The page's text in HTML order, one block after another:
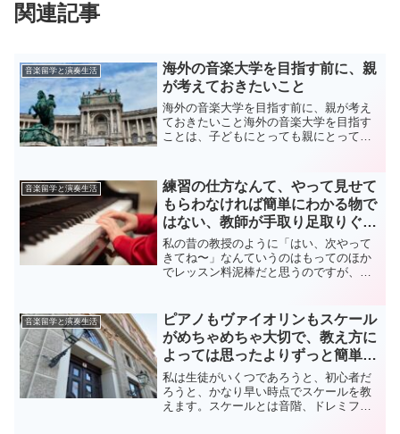
関連記事
音楽留学と演奏生活
海外の音楽大学を目指す前に、親
が考えておきたいこと
海外の音楽大学を目指す前に、親が考え
ておきたいこと海外の音楽大学を目指す
ことは、子どもにとっても親にとって
学校名だけでなく、親として一度立ち止
まって考えておきたいことが...
音楽留学と演奏生活
練習の仕方なんて、やって見せて
もらわなければ簡単にわかる物で
はない、教師が手取り足取りぐら
い細かく教えてはじめてわかる
し、そうしたら上達するという話
私の昔の教授のように「はい、次やって
きてね〜」なんていうのはもってのほか
でレッスン料泥棒だと思うのですが、対
なじ、教師は生徒に「どうやって練習す
るのか」を正しく教えなけ...
音楽留学と演奏生活
ピアノもヴァイオリンもスケール
がめちゃめちゃ大切で、教え方に
よっては思ったよりずっと簡単、
という件
私は生徒がいくつであろうと、初心者だ
ろうと、かなり早い時点でスケールを教
えます。スケールとは音階、ドレミファ